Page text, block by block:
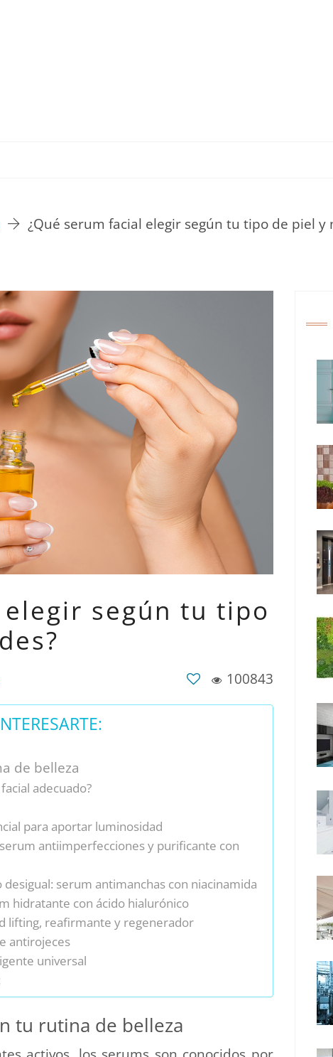
¿Qué serum facial elegir según tu tipo de piel y
según tu tipo
100843
de belleza
adecuado?
para aportar luminosidad
antiimperfecciones y purificante con
serum antimanchas con niacinamida
hidratante con ácido hialurónico
lifting, reafirmante y regenerador
antirojeces
universal
tu rutina de belleza